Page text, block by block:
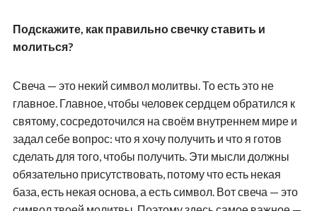
Подскажите, как правильно свечку ставить и
молиться?
Свеча — это некий символ молитвы. То есть это не
главное. Главное, чтобы человек сердцем обратился к
святому, сосредоточился на своём внутреннем мире и
задал себе вопрос: что я хочу получить и что я готов
сделать для того, чтобы получить. Эти мысли должны
обязательно присутствовать, потому что есть некая
база, есть некая основа, а есть символ. Вот свеча — это